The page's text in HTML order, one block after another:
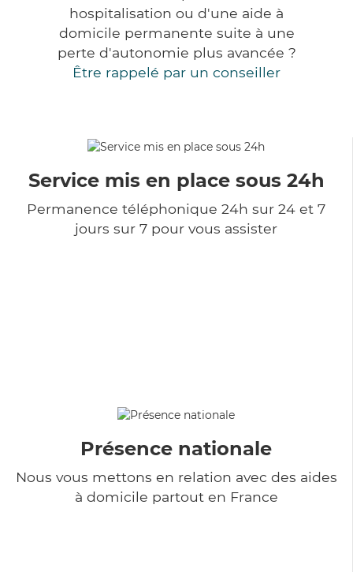
hospitalisation ou d'une aide à
domicile permanente suite à une
perte d'autonomie plus avancée ?
Être rappelé par un conseiller
Service mis en place sous 24h
Permanence téléphonique 24h sur 24 et 7
jours sur 7 pour vous assister
Présence nationale
Nous vous mettons en relation avec des aides
à domicile partout en France